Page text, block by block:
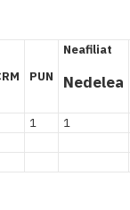
PUN
Neafiliat
Nedelea
1
1